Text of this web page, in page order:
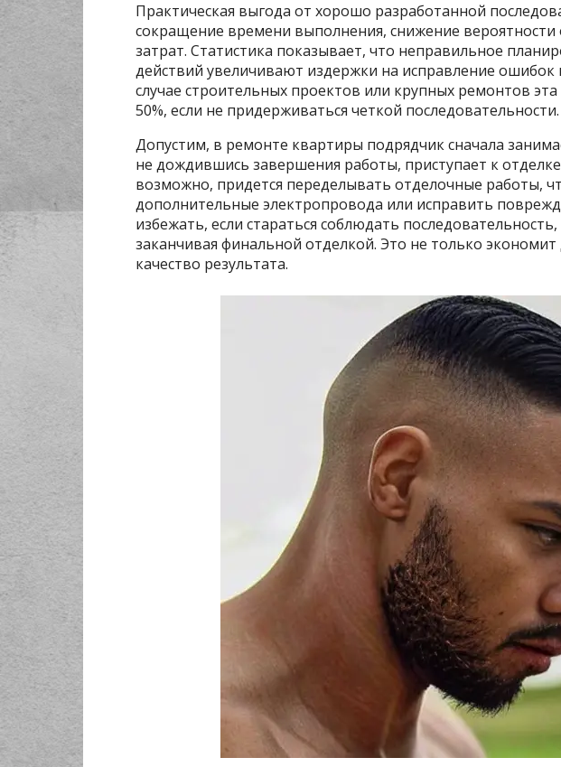
Практическая выгода от хорошо разработанной
сокращение времени выполнения, снижение
затрат. Статистика показывает, что неправильное
действий увеличивают издержки на исправление ошибок
случае строительных проектов или крупных ремонтов
50%, если не придерживаться четкой последовательности.
Допустим, в ремонте квартиры подрядчик сначала
не дождившись завершения работы, приступает к отделке
возможно, придется переделывать отделочные работы,
дополнительные электропровода или исправить
избежать, если стараться соблюдать
заканчивая финальной отделкой. Это не только экономит
качество результата.